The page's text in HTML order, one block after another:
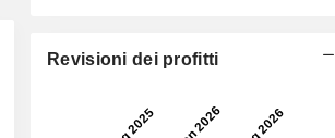
Revisioni dei profitti